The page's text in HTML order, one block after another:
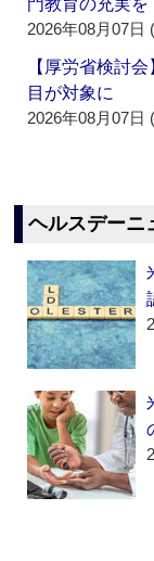
門教育の充実を
2026年08月07日
【厚労省検討
目が対象に
2026年08月07日
ヘルスデーニ